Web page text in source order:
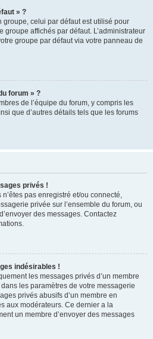
» ?
groupe, celui par défaut est utilisé pour
groupe affichés par défaut. L’administrateur
groupe par défaut via votre panneau de
forum » ?
de l’équipe du forum, y compris les
que d’autres détails tels que les forums
privés !
n’êtes pas enregistré et/ou connecté,
privée sur l’ensemble du forum, ou
des messages. Contactez
indésirables !
les messages privés d’un membre
les paramètres de votre messagerie
privés abusifs d’un membre en
aux modérateurs. Ce dernier a la
un membre d’envoyer des messages